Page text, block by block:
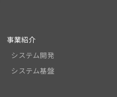
事業紹介
システム開発
システム基盤